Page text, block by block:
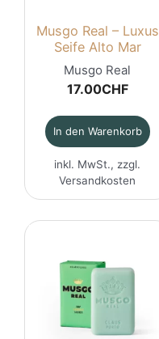
Musgo Real – Luxus
Seife Alto Mar
Musgo Real
17.00CHF
In den Warenkorb
inkl. MwSt., zzgl.
Versandkosten